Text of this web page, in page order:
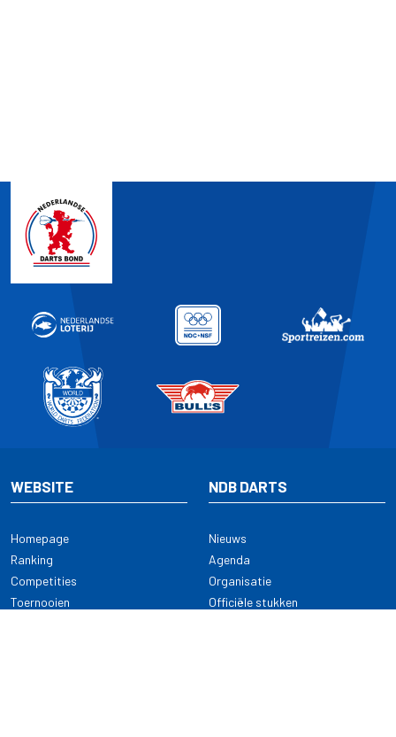
WEBSITE
Homepage
Ranking
Competities
Toernooien
NDB DARTS
Nieuws
Agenda
Organisatie
Officiële stukken